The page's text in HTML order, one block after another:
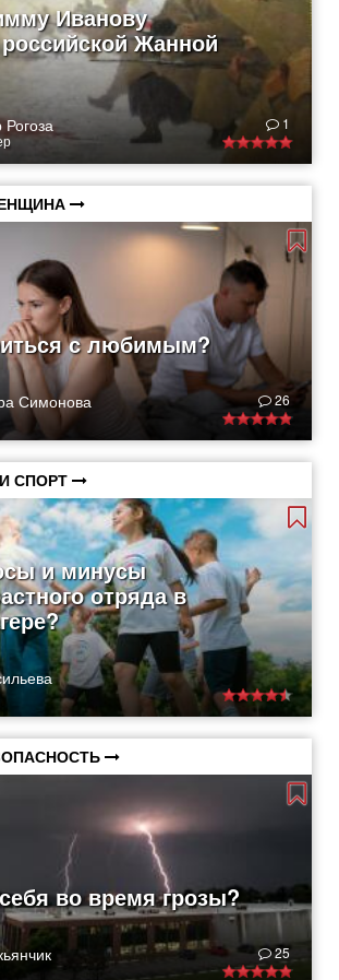
Иванову
Жанной
1
с любимым?
Симонова 26
СПОРТ
и минусы
отряда в
во время грозы?
25